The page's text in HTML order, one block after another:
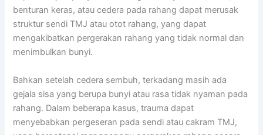
benturan keras, atau cedera pada rahang dapat merusak
struktur sendi TMJ atau otot rahang, yang dapat
mengakibatkan pergerakan rahang yang tidak normal dan
menimbulkan bunyi.
Bahkan setelah cedera sembuh, terkadang masih ada
gejala sisa yang berupa bunyi atau rasa tidak nyaman pada
rahang. Dalam beberapa kasus, trauma dapat
menyebabkan pergeseran pada sendi atau cakram TMJ,